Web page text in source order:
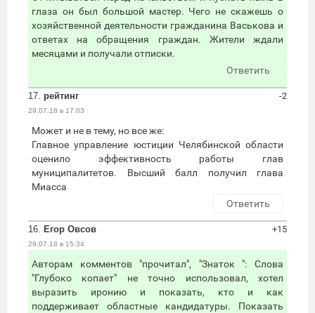
глаза он был большой мастер. Чего не скажешь о
хозяйственной деятельности гражданина Васькова и
ответах на обращения граждан. Жители ждали
месяцами и получали отписки.
Ответить
17. рейтинг
29.07.18 в 17:03
-2
Может и не в тему, но все же:
Главное управление юстиции Челябинской области
оценило эффективность работы глав
муниципалитетов. Высший балл получил глава
Миасса
Ответить
16. Егор Овсов
29.07.18 в 15:34
+15
Авторам комментов "прочитал", "Знаток ": Слова
"Глубоко копает" не точно использовал, хотел
выразить иронию и показать, кто и как
поддерживает областные кандидатуры. Показать